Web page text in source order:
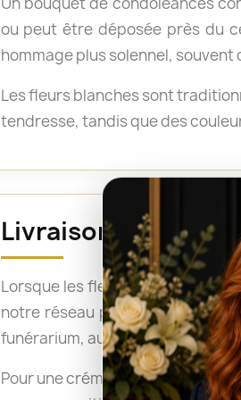
ou peut être déposée près du
hommage plus solennel,
Les fleurs blanches sont
tendresse, tandis que des
Livraison avant la
Lorsque les fleurs doivent être
notre réseau peut ainsi
funérarium, aux pompes
Pour une crémation, les